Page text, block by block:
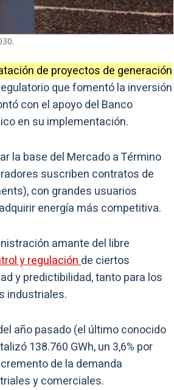
de proyectos de generación
que fomentó la inversión
con el apoyo del Banco
en su implementación.
la base del Mercado a Término
suscriben contratos de
con grandes usuarios
energía más competitiva.
amante del libre
y regulaciónde ciertos
y predictibilidad, tanto para los
industriales.
año pasado (el último conocido
138.760 GWh, un 3,6% por
de la demanda
y comerciales.